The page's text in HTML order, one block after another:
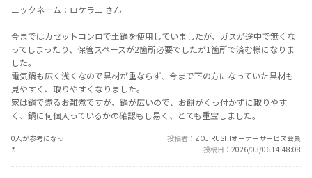
ニックネーム：ロケラニ さん
今まではカセットコンロで土鍋を使用していましたが、ガスが途中で無くな
ってしまったり、保管スペースが2箇所必要でしたが1箇所で済む様になりま
した。
電気鍋も広く浅くなので具材が重ならず、今まで下の方になっていた具材も
見やすく、取りやすくなりました。
家は鍋で煮るお雑煮ですが、鍋が広いので、お餅がくっ付かずに取りやす
く、鍋に何個入っているかの確認もし易く、とても重宝しました。
0人が参考になっ
た
投稿者
ZOJIRUSHIオーナーサービス会員
投稿日
2026/03/06 14:48:08